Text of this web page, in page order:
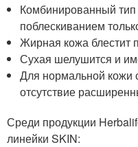
Комбинированный тип
поблескиванием
Жирная кожа блестит
Сухая шелушится и
Для нормальной кожи
отсутствие
Среди продукции
линейки SKIN: